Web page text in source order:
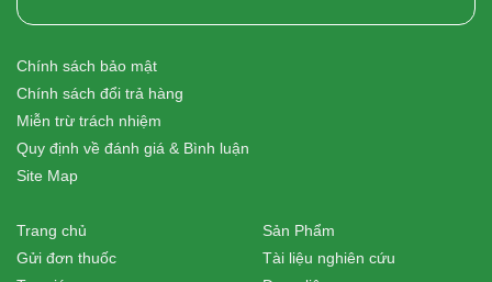
Chính sách bảo mật
Chính sách đổi trả hàng
Miễn trừ trách nhiệm
Quy định về đánh giá & Bình luận
Site Map
Trang chủ
Gửi đơn thuốc
Sản Phẩm
Tài liệu nghiên cứu